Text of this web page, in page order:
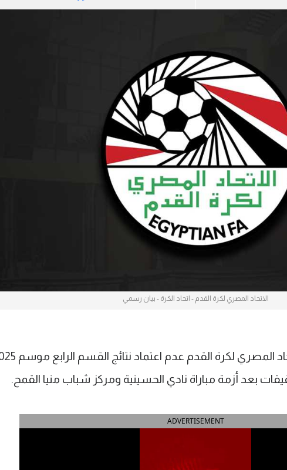
دوري أبطال إفريقيا
كل البطولات
آسيا
الاتحاد المصري لكرة القدم - اتحاد الكرة - بيان رسمي
ADVERTISEMENT